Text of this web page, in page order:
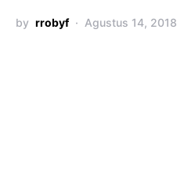
by rrobyf Agustus 14, 2018